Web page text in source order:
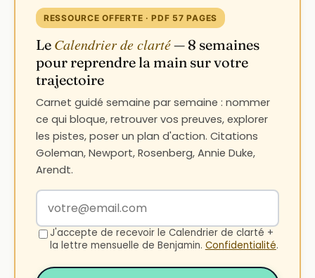
RESSOURCE OFFERTE · PDF 57 PAGES
Le Calendrier de clarté— 8 semaines
pour reprendre la main sur votre
trajectoire
Carnet guidé semaine par semaine : nommer
ce qui bloque, retrouver vos preuves, explorer
les pistes, poser un plan d'action. Citations
Goleman, Newport, Rosenberg, Annie Duke,
Arendt.
Votre adresse email
J'accepte de recevoir le Calendrier de clarté +
la lettre mensuelle de Benjamin. Confidentialité.